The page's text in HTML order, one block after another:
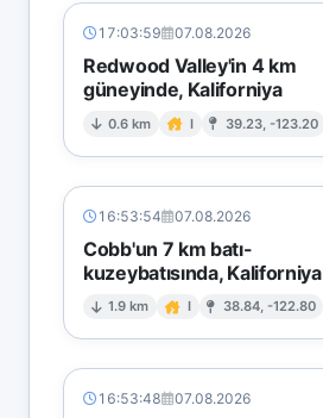
17:03:59 07.08.2026
Redwood Valley'in 4 km
güneyinde, Kaliforniya
0.6 km I 39.23, -123.20
16:53:54 07.08.2026
Cobb'un 7 km batı-
kuzeybatısında, Kaliforniya
1.9 km I 38.84, -122.80
16:53:48 07.08.2026